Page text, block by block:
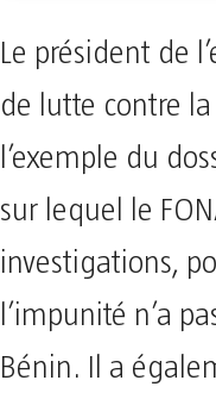
Le président de
de lutte contre
l’exemple du
sur lequel le
investigations,
l’impunité n’a
Bénin. Il a